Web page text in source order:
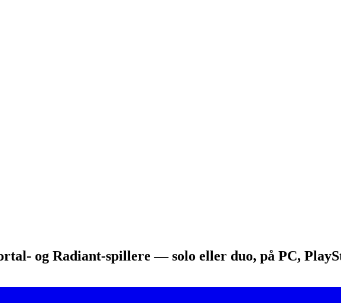
og Radiant-spillere — solo eller duo, på PC,